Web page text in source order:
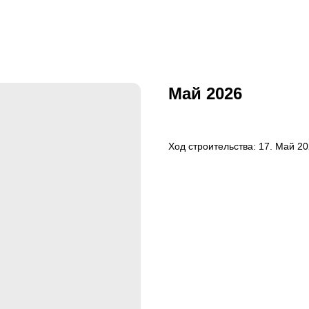
Май 2026
Ход строительства: 17. Май